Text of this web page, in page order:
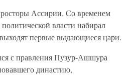
Ассирии. Со временем
власти набирал
первые выдающиеся цари.
с правления Пузур-Ашшура
династию,